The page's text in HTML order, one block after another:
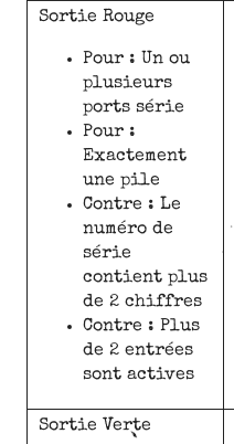
Sortie Rouge
Pour : Un ou
plusieurs
ports série
Pour :
Exactement
une pile
Contre : Le
numéro de
série
contient plus
de 2 chiffres
Contre : Plus
de 2 entrées
sont actives
Sortie Verte